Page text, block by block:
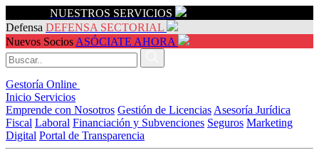
NUESTROS SERVICIOS
Defensa DEFENSA SECTORIAL
Nuevos Socios ASÓCIATE AHORA
Gestoría Online
Inicio Servicios
Emprende con Nosotros Gestión de Licencias Asesoría Jurídica
Fiscal Laboral Financiación y Subvenciones Seguros Marketing
Digital Portal de Transparencia